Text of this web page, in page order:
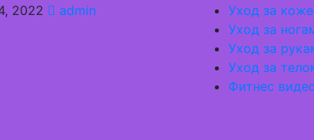
2022 admin
Уход за
Уход за
Уход за
Уход за
Фитнес